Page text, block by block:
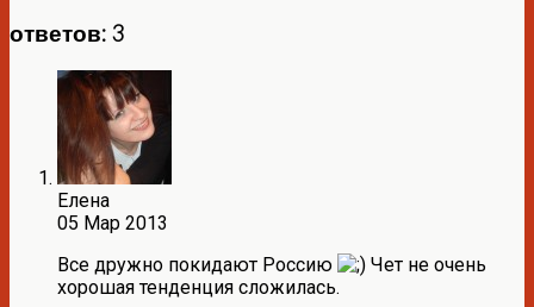
ответов: 3
Елена
05 Мар 2013
Все дружно покидают Россию
Чет не очень
хорошая тенденция сложилась.